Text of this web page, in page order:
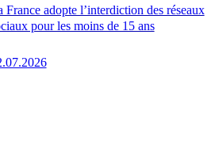
France adopte l’interdiction des réseaux
pour les moins de 15 ans